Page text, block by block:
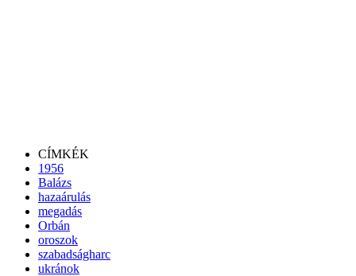
CÍMKÉK
1956
Balázs
hazaárulás
megadás
Orbán
oroszok
szabadságharc
ukránok